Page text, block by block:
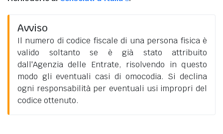
Avviso
Il numero di codice fiscale di una persona fisica è
valido soltanto se è già stato attribuito
dall'Agenzia delle Entrate, risolvendo in questo
modo gli eventuali casi di omocodia. Si declina
ogni responsabilità per eventuali usi impropri del
codice ottenuto.